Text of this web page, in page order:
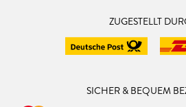
ZUGESTELLT
SICHER & BEQUEM